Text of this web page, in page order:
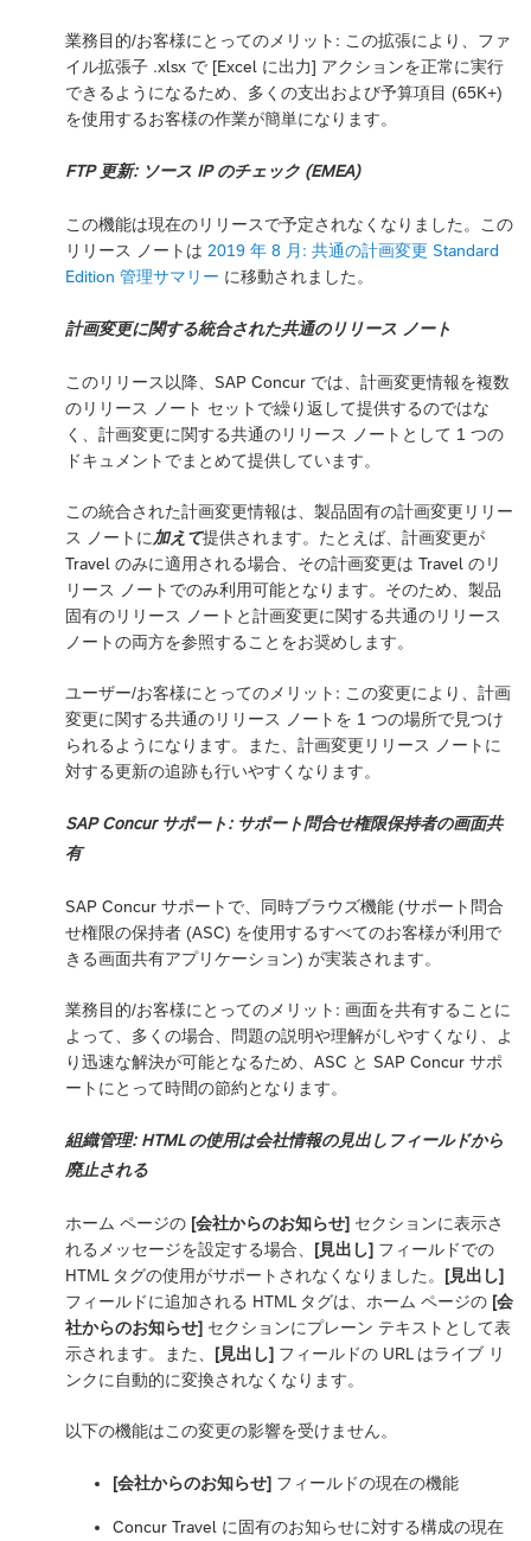
業務目的/お客様にとってのメリット: この拡張により、ファ
イル拡張子 .xlsx で [Excel に出力] アクションを正常に実行
できるようになるため、多くの支出および予算項目 (65K+)
を使用するお客様の作業が簡単になります。
FTP 更新: ソース IP のチェック (EMEA)
この機能は現在のリリースで予定されなくなりました。この
リリース ノートは 2019 年 8 月: 共通の計画変更 Standard
Edition 管理サマリー に移動されました。
計画変更に関する統合された共通のリリース ノート
このリリース以降、SAP Concur では、計画変更情報を複数
のリリース ノート セットで繰り返して提供するのではな
く、計画変更に関する共通のリリース ノートとして 1 つの
ドキュメントでまとめて提供しています。
この統合された計画変更情報は、製品固有の計画変更リリー
ス ノートに加えて提供されます。たとえば、計画変更が
Travel のみに適用される場合、その計画変更は Travel のリ
リース ノートでのみ利用可能となります。そのため、製品
固有のリリース ノートと計画変更に関する共通のリリース
ノートの両方を参照することをお奨めします。
ユーザー/お客様にとってのメリット: この変更により、計画
変更に関する共通のリリース ノートを 1 つの場所で見つけ
られるようになります。また、計画変更リリース ノートに
対する更新の追跡も行いやすくなります。
SAP Concur サポート: サポート問合せ権限保持者の画面共
有
SAP Concur サポートで、同時ブラウズ機能 (サポート問合
せ権限の保持者 (ASC) を使用するすべてのお客様が利用で
きる画面共有アプリケーション) が実装されます。
業務目的/お客様にとってのメリット: 画面を共有することに
よって、多くの場合、問題の説明や理解がしやすくなり、よ
り迅速な解決が可能となるため、ASC と SAP Concur サポ
ートにとって時間の節約となります。
組織管理: HTML の使用は会社情報の見出しフィールドから
廃止される
ホーム ページの [会社からのお知らせ] セクションに表示さ
れるメッセージを設定する場合、 [見出し] フィールドでの
HTML タグの使用がサポートされなくなりました。 [見出し]
フィールドに追加される HTML タグは、ホーム ページの [会
社からのお知らせ] セクションにプレーン テキストとして表
示されます。また、 [見出し] フィールドの URL はライブ リ
ンクに自動的に変換されなくなります。
以下の機能はこの変更の影響を受けません。
[会社からのお知らせ] フィールドの現在の機能
Concur Travel に固有のお知らせに対する構成の現在